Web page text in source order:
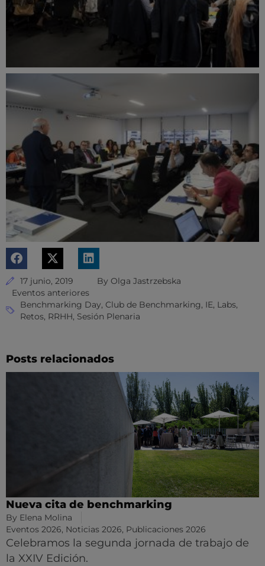
17 junio, 2019 By Olga Jastrzebska
Eventos anteriores
Benchmarking Day, Club de Benchmarking, IE, Labs,
Retos, RRHH, Sesión Plenaria
Posts relacionados
Nueva cita de benchmarking
By Elena Molina
Eventos 2026, Noticias 2026, Publicaciones 2026
Celebramos la segunda jornada de trabajo de
la XXIV Edición.